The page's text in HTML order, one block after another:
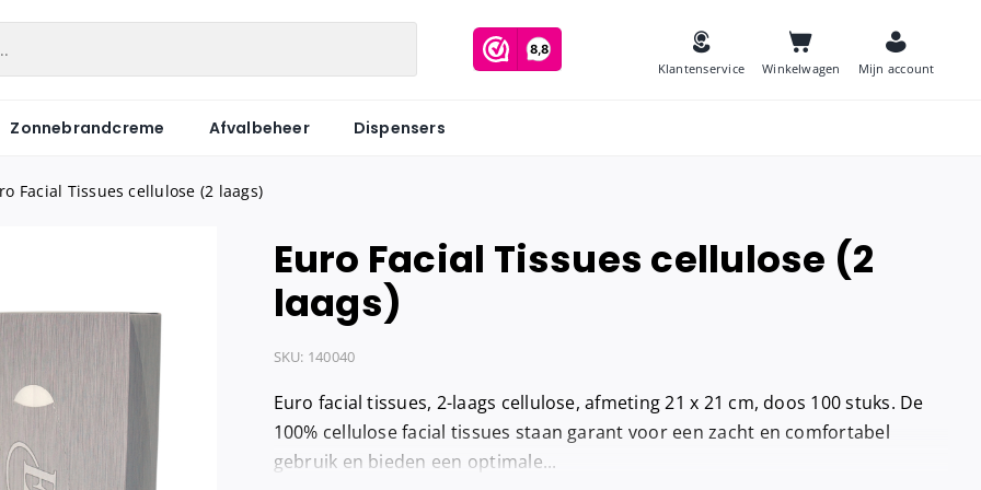
Klantenservice Winkelwagen Mijn account
Centerfeed
Coreless
Keukenrol
Hygiënezakjes
Maandverband
Hygiënebak navulling
Hygienezakjes houder
Toiletborstels
Industriepapier
Onderzoeksbankrollen
Tissues
Zonnebrandcreme Afvalbeheer Dispensers
Facial Tissues cellulose (2 laags)
Euro Facial Tissues cellulose (2
laags)
SKU: 140040
Euro facial tissues, 2-laags cellulose, afmeting 21 x 21 cm, doos 100 stuks. De
100% cellulose facial tissues staan garant voor een zacht en comfortabel
gebruik en bieden een optimale...